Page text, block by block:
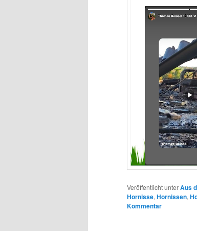
Veröffentlicht unterAus
Hornisse, Hornissen,
Kommentar